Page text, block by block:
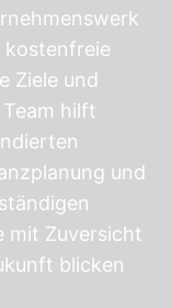
kostenfreie
Ziele und
hilft
und
mit Zuversicht
blicken